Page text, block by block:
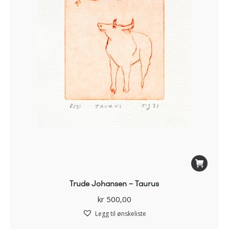
Trude Johansen – Taurus
kr500,00
Legg til ønskeliste